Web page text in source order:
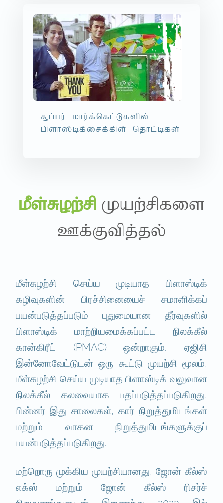
R+g;gu; khu;f;nfl;Lfspy;
gpsh];bf;irf;fps; njhl;bfs;
kPs;Row;rp Kaw;rpfis
Cf;Ftpj;jy;
மீள்சுழற்சி செய்ய முடியாத பிளாஸ்டிக்
கழிவுகளின் பிரச்சினையைச் சமாளிக்கப்
பயன்படுத்தப்படும் புதுமையான தீர்வுகளில்
பிளாஸ்டிக் மாற்றியமைக்கப்பட்ட நிலக்கீல்
கான்கிரீட் (PMAC) ஒன்றாகும். ஏஜிசி
இன்னோவேட்டுடன் ஒரு கூட்டு முயற்சி மூலம்,
மீள்சுழற்சி செய்ய முடியாத பிளாஸ்டிக் வலுவான
நிலக்கீல் கலவையாக பதப்படுத்தப்படுகிறது,
பின்னர் இது சாலைகள், கார் நிறுத்துமிடங்கள்
மற்றும் வாகன நிறுத்துமிடங்களுக்குப்
பயன்படுத்தப்படுகிறது.
மற்றொரு முக்கிய முயற்சியானது, ஜோன் கீல்ஸ்
எக்ஸ் மற்றும் ஜோன் கீல்ஸ் ரிசர்ச்